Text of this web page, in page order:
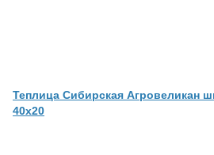
Теплица Сибирская Агровеликан
40х20